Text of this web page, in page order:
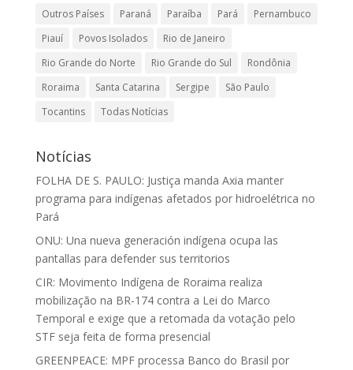
Outros Países
Paraná Paraíba Pará
Pernambuco
Piauí
Povos Isolados
Rio de Janeiro
Rio Grande do Norte
Rio Grande do Sul
Rondônia
Roraima
Santa Catarina Sergipe
São Paulo
Tocantins
Todas Notícias
Notícias
FOLHA DE S. PAULO: Justiça manda Axia manter
programa para indígenas afetados por hidroelétrica no
Pará
ONU: Una nueva generación indígena ocupa las
pantallas para defender sus territorios
CIR: Movimento Indígena de Roraima realiza
mobilização na BR-174 contra a Lei do Marco
Temporal e exige que a retomada da votação pelo
STF seja feita de forma presencial
GREENPEACE: MPF processa Banco do Brasil por